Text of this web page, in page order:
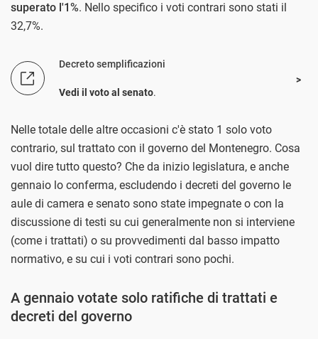
superato l'1%. Nello specifico i voti contrari sono stati il
32,7%.
Decreto semplificazioni
Vedi il voto al senato.
Nelle totale delle altre occasioni c'è stato 1 solo voto
contrario, sul trattato con il governo del Montenegro. Cosa
vuol dire tutto questo? Che da inizio legislatura, e anche
gennaio lo conferma, escludendo i decreti del governo le
aule di camera e senato sono state impegnate o con la
discussione di testi su cui generalmente non si interviene
(come i trattati) o su provvedimenti dal basso impatto
normativo, e su cui i voti contrari sono pochi.
A gennaio votate solo ratifiche di trattati e
decreti del governo